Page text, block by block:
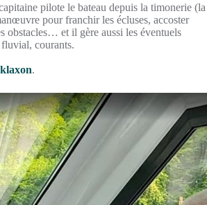
pilote le bateau depuis la timonerie (la
pour franchir les écluses, accoster
obstacles… et il gère aussi les éventuels
courants.
klaxon.